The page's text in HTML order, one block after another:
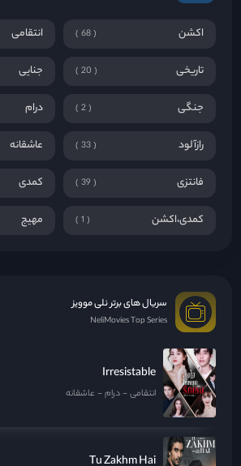
اکشن 68 انتقامی
تاریخی 20 جنایی
جنگی 2 درام
رازآلود 33 عاشقانه
فانتزی 39 کمدی
کمدی،اکشن 1 مهیج
سریال های برتر نلی موویز
NeliMovies Top Series
Irresistable
انتقامی درام عاشقانه
Tu Zakhm Hai